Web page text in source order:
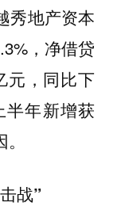
秀地产资本
，净借贷
元，同比下
半年新增获
战”